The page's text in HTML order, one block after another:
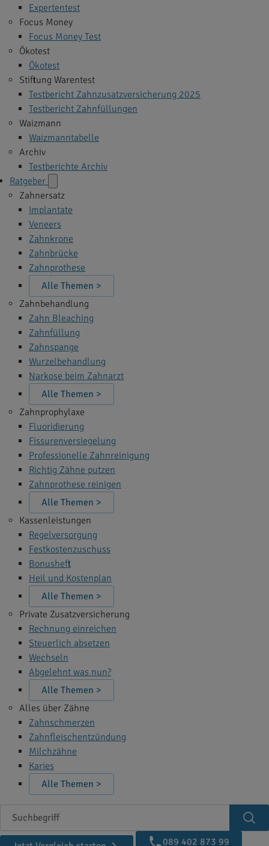
Expertentest
Focus Money
Focus Money Test
Ökotest
Ökotest
Stiftung Warentest
Testbericht Zahnzusatzversicherung 2025
Testbericht Zahnfüllungen
Waizmann
Waizmanntabelle
Archiv
Testberichte Archiv
Ratgeber
Zahnersatz
Implantate
Veneers
Zahnkrone
Zahnbrücke
Zahnprothese
Alle Themen >
Zahnbehandlung
Zahn Bleaching
Zahnfüllung
Zahnspange
Wurzelbehandlung
Narkose beim Zahnarzt
Alle Themen >
Zahnprophylaxe
Fluoridierung
Fissurenversiegelung
Professionelle Zahnreinigung
Richtig Zähne putzen
Zahnprothese reinigen
Alle Themen >
Kassenleistungen
Regelversorgung
Festkostenzuschuss
Bonusheft
Heil und Kostenplan
Alle Themen >
Private Zusatzversicherung
Rechnung einreichen
Steuerlich absetzen
Wechseln
Abgelehnt was nun?
Alle Themen >
Alles über Zähne
Zahnschmerzen
Zahnfleischentzündung
Milchzähne
Karies
Alle Themen >
Suchbegriff
089 402 873 99